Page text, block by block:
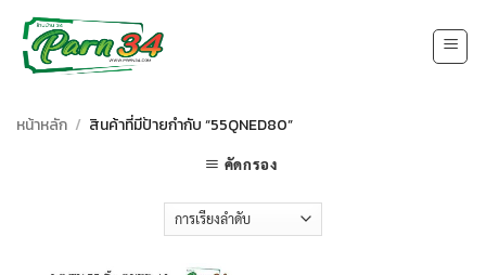
content
หน้าหลัก / สินค้าที่มีป้ายกำกับ “55QNED80”
คัดกรอง